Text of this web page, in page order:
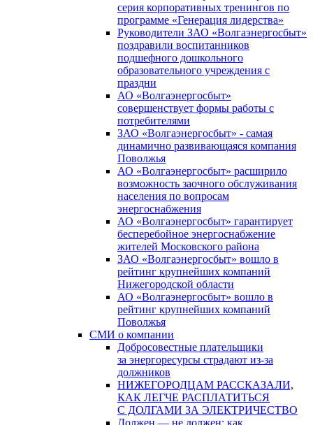
серия корпоративных тренингов по
программе «Генерация лидерства»
Руководители ЗАО «Волгаэнергосбыт»
поздравили воспитанников
подшефного дошкольного
образовательного учреждения с
праздни
АО «Волгаэнергосбыт»
совершенствует формы работы с
потребителями
ЗАО «Волгаэнергосбыт» - самая
динамично развивающаяся компания
Поволжья
АО «Волгаэнергосбыт» расширило
возможность заочного обслуживания
населения по вопросам
энергоснабжения
АО «Волгаэнергосбыт» гарантирует
бесперебойное энергоснабжение
жителей Московского района
ЗАО «Волгаэнергосбыт» вошло в
рейтинг крупнейших компаний
Нижегородской области
АО «Волгаэнергосбыт» вошло в
рейтинг крупнейших компаний
Поволжья
СМИ о компании
Добросовестные плательщики
за энергоресурсы страдают из-за
должников
НИЖЕГОРОДЦАМ РАССКАЗАЛИ,
КАК ЛЕГЧЕ РАСПЛАТИТЬСЯ
С ДОЛГАМИ ЗА ЭЛЕКТРИЧЕСТВО